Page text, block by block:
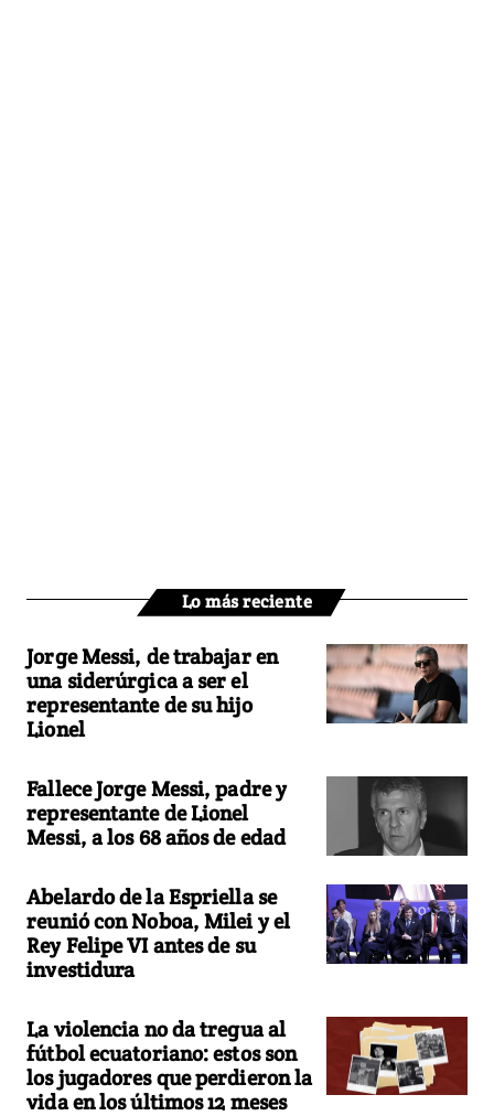
Lo más reciente
Jorge Messi, de trabajar en
una siderúrgica a ser el
representante de su hijo
Lionel
Fallece Jorge Messi, padre y
representante de Lionel
Messi, a los 68 años de edad
Abelardo de la Espriella se
reunió con Noboa, Milei y el
Rey Felipe VI antes de su
investidura
La violencia no da tregua al
fútbol ecuatoriano: estos son
los jugadores que perdieron la
vida en los últimos 12 meses